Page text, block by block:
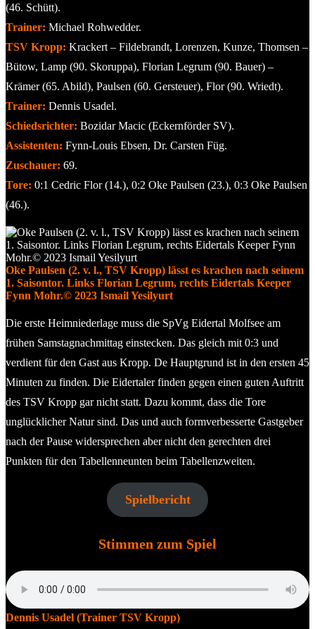
(46. Schütt).
Trainer: Michael Rohwedder.
TSV Kropp: Krackert – Fildebrandt, Lorenzen, Kunze, Thomsen –
Bütow, Lamp (90. Skoruppa), Florian Legrum (90. Bauer) –
Krämer (65. Abild), Paulsen (60. Gersteuer), Flor (90. Wriedt).
Trainer: Dennis Usadel.
Schiedsrichter: Bozidar Macic (Eckernförder SV).
Assistenten: Fynn-Louis Ebsen, Dr. Carsten Füg.
Zuschauer: 69.
Tore: 0:1 Cedric Flor (14.), 0:2 Oke Paulsen (23.), 0:3 Oke Paulsen
(46.).
Oke Paulsen (2. v. l., TSV Kropp) lässt es krachen nach seinem
1. Saisontor. Links Florian Legrum, rechts Eidertals Keeper
Fynn Mohr.© 2023 Ismail Yesilyurt
Die erste Heimniederlage muss die SpVg Eidertal Molfsee am
frühen Samstagnachmittag einstecken. Das gleich mit 0:3 und
verdient für den Gast aus Kropp. De Hauptgrund ist in den ersten 45
Minuten zu finden. Die Eidertaler finden gegen einen guten Auftritt
des TSV Kropp gar nicht statt. Dazu kommt, dass die Tore
unglücklicher Natur sind. Das und auch formverbesserte Gastgeber
nach der Pause widersprechen aber nicht den gerechten drei
Punkten für den Tabellenneunten beim Tabellenzweiten.
Spielbericht
Stimmen zum Spiel
​Dennis Usadel (Trainer TSV Kropp)